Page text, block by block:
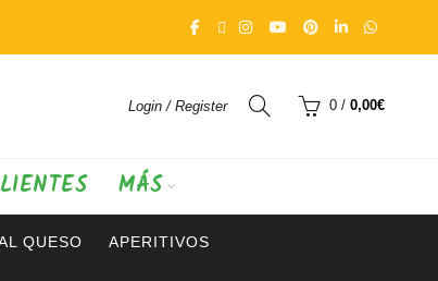
Login / Register 0 / 0,00€
MÁS
QUESO APERITIVOS